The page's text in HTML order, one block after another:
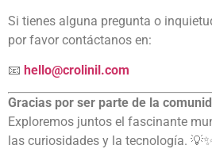
Si tienes alguna pregunta o
por favor contáctanos en:
📧 hello@crolinil.com
Gracias por ser parte de la
Exploremos juntos el fascinante
las curiosidades y la tecnología. 💡✨